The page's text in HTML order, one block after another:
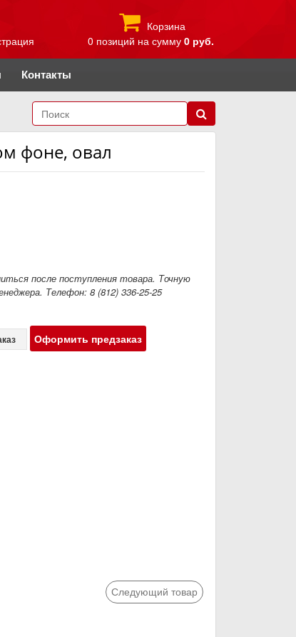
Корзина
0 позиций на сумму 0 руб.
Контакты
фоне, овал
после поступления товара. Точную
Телефон: 8 (812) 336-25-25
Оформить предзаказ
Следующий товар